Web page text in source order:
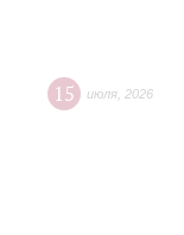
15 июля 2026